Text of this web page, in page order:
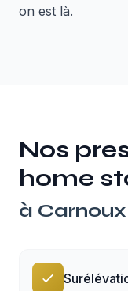
on est là.
Nos
home
à